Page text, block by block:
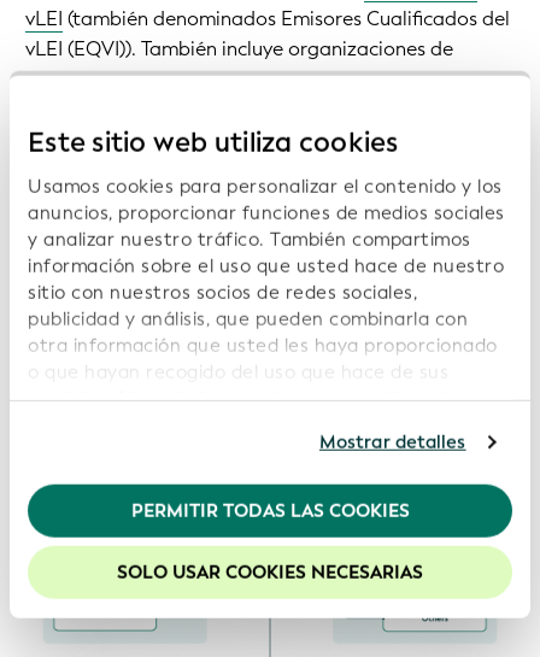
Este sitio web utiliza cookies
Usamos cookies para personalizar el contenido y los
anuncios, proporcionar funciones de medios sociales
y analizar nuestro tráfico. También compartimos
información sobre el uso que usted hace de nuestro
sitio con nuestros socios de redes sociales,
publicidad y análisis, que pueden combinarla con
otra información que usted les haya proporcionado
o que hayan recogido del uso que hace de sus
servicios. Si continúa usando nuestro sitio web,
Política de
privacidad.
Recomendamos mantener activadas las cookies
para mejorar la experiencia en nuestro sitio web.
Mostrar detalles
PERMITIR TODAS LAS COOKIES
SOLO USAR COOKIES NECESARIAS
vLEI (también denominados Emisores Cualificados del
vLEI (EQVI)). También incluye organizaciones de
usuarios finales y particulares que consumen datos del
GLEIF, así como otros socios que colaboran con la
ElComité de Supervisión Regulatoria se encarga de la
supervisión regulatoria.
El Sistema Global del IPJ como red jurídica